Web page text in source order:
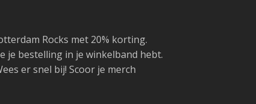
Rocks met 20% korting.
je bestelling in je winkelband hebt.
er snel bij! Scoor je merch